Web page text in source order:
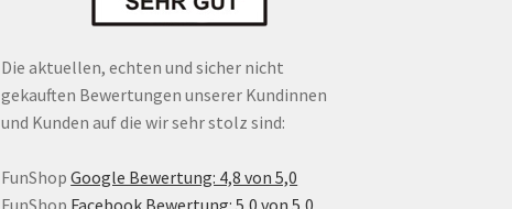
Die aktuellen, echten und sicher nicht
gekauften Bewertungen unserer Kundinnen
und Kunden auf die wir sehr stolz sind:
FunShop Google Bewertung: 4,8 von 5,0
FunShop Facebook Bewertung: 5,0 von 5,0